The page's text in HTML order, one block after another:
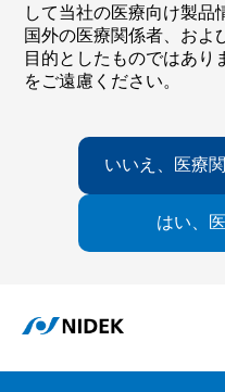
して当社の医療向け製品
国外の医療関係者、およ
目的としたものではあり
をご遠慮ください。
いいえ、医療
はい、